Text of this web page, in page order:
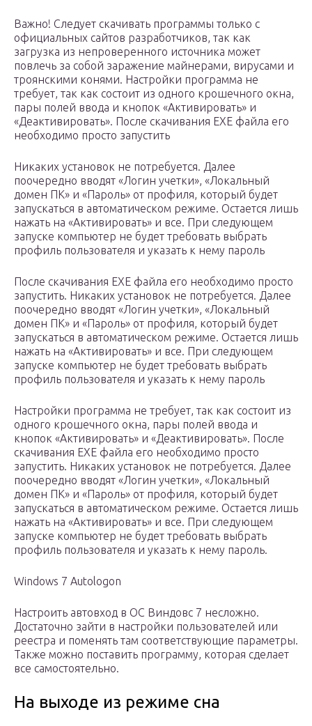
Важно! Следует скачивать программы только с
официальных сайтов разработчиков, так как
загрузка из непроверенного источника может
повлечь за собой заражение майнерами, вирусами и
троянскими конями. Настройки программа не
требует, так как состоит из одного крошечного окна,
пары полей ввода и кнопок «Активировать» и
«Деактивировать». После скачивания EXE файла его
необходимо просто запустить
Никаких установок не потребуется. Далее
поочередно вводят «Логин учетки», «Локальный
домен ПК» и «Пароль» от профиля, который будет
запускаться в автоматическом режиме. Остается лишь
нажать на «Активировать» и все. При следующем
запуске компьютер не будет требовать выбрать
профиль пользователя и указать к нему пароль
После скачивания EXE файла его необходимо просто
запустить. Никаких установок не потребуется. Далее
поочередно вводят «Логин учетки», «Локальный
домен ПК» и «Пароль» от профиля, который будет
запускаться в автоматическом режиме. Остается лишь
нажать на «Активировать» и все. При следующем
запуске компьютер не будет требовать выбрать
профиль пользователя и указать к нему пароль
Настройки программа не требует, так как состоит из
одного крошечного окна, пары полей ввода и
кнопок «Активировать» и «Деактивировать». После
скачивания EXE файла его необходимо просто
запустить. Никаких установок не потребуется. Далее
поочередно вводят «Логин учетки», «Локальный
домен ПК» и «Пароль» от профиля, который будет
запускаться в автоматическом режиме. Остается лишь
нажать на «Активировать» и все. При следующем
запуске компьютер не будет требовать выбрать
профиль пользователя и указать к нему пароль.
Windows 7 Autologon
Настроить автовход в ОС Виндовс 7 несложно.
Достаточно зайти в настройки пользователей или
реестра и поменять там соответствующие параметры.
Также можно поставить программу, которая сделает
все самостоятельно.
На выходе из режиме сна